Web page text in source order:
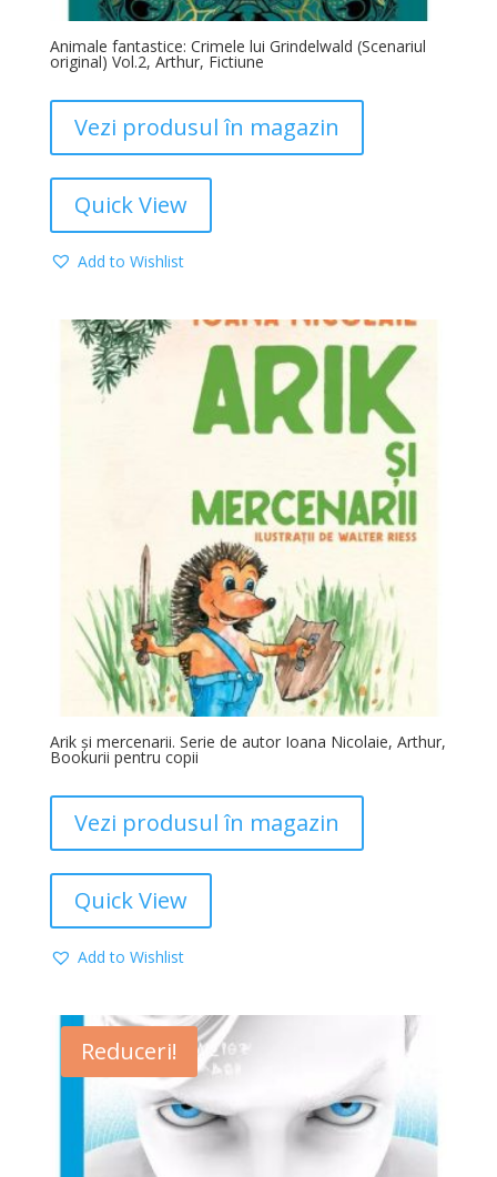
Animale fantastice: Crimele lui Grindelwald (Scenariul
original) Vol.2, Arthur, Fictiune
Vezi produsul în magazin
Quick View
Add to Wishlist
Arik şi mercenarii. Serie de autor Ioana Nicolaie, Arthur,
Bookurii pentru copii
Vezi produsul în magazin
Quick View
Add to Wishlist
Reduceri!